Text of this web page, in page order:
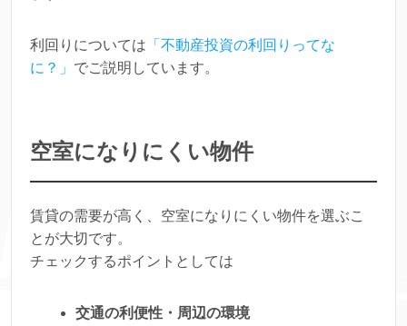
利回りについては 「不動産投資の利回りってな
に？」 でご説明しています。
空室になりにくい物件
賃貸の需要が高く、空室になりにくい物件を選ぶこ
とが大切です。
チェックするポイントとしては
交通の利便性・周辺の環境